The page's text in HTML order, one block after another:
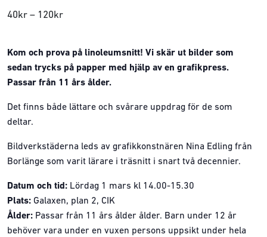
40kr – 120kr
Kom och prova på linoleumsnitt! Vi skär ut bilder som
sedan trycks på papper med hjälp av en grafikpress.
Passar från 11 års ålder.
Det finns både lättare och svårare uppdrag för de som
deltar.
Bildverkstäderna leds av grafikkonstnären Nina Edling från
Borlänge som varit lärare i träsnitt i snart två decennier.
Datum och tid: Lördag 1 mars kl 14.00-15.30
Plats: Galaxen, plan 2, CIK
Ålder: Passar från 11 års ålder ålder. Barn under 12 år
behöver vara under en vuxen persons uppsikt under hela